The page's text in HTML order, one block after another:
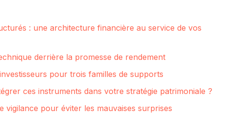
: une architecture financière au service de vos
derrière la promesse de rendement
pour trois familles de supports
ces instruments dans votre stratégie patrimoniale ?
vigilance pour éviter les mauvaises surprises